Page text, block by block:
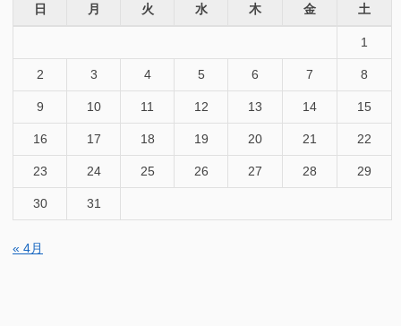
日 月 火 水 木 金 土
1
2 3 4 5 6 7 8
9 10 11 12 13 14 15
16 17 18 19 20 21 22
23 24 25 26 27 28 29
30 31
« 4月